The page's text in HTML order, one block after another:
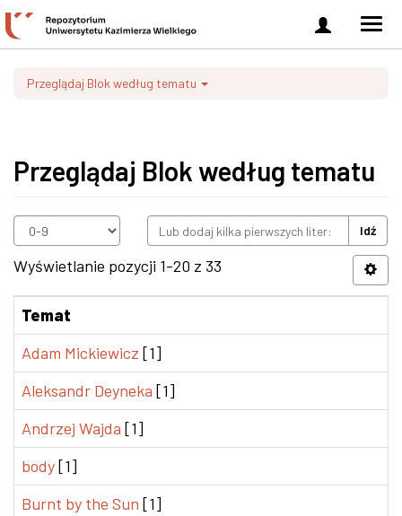
Zaloguj
się
Przeglądaj Blok według tematu
Przeglądaj Blok według tematu
Idź
Wyświetlanie pozycji 1-20 z 33
Temat
Adam Mickiewicz [1]
Aleksandr Deyneka [1]
Andrzej Wajda [1]
body[1]
Burnt by the Sun [1]